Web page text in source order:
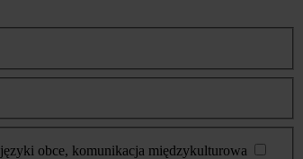
języki obce, komunikacja międzykulturowa